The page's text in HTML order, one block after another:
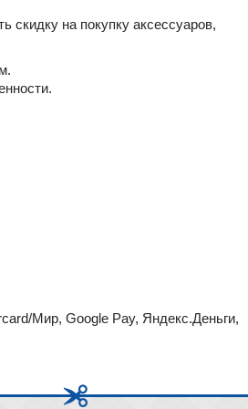
скидку на покупку аксессуаров,
Мир, Google Pay, Яндекс.Деньги,